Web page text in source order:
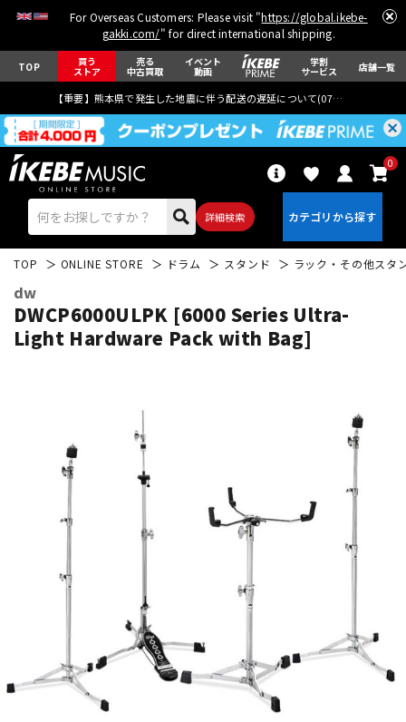
For Overseas Customers: Please visit "https://global.ikebe-
gakki.com/" for direct international shipping.
TOP 買う
ストア
売る
中古買取
イベント
動画
学割
サービス 店舗一覧
【重要】熊本県で発生した地震に伴う配送の遅延について(07月29日
詳細検索
0
パーカッション
アンプ エフェクター
TOP ONLINE STORE ドラム スタンド ラック・その他スタ
dw
DWCP6000ULPK [6000 Series Ultra-
Light Hardware Pack with Bag]